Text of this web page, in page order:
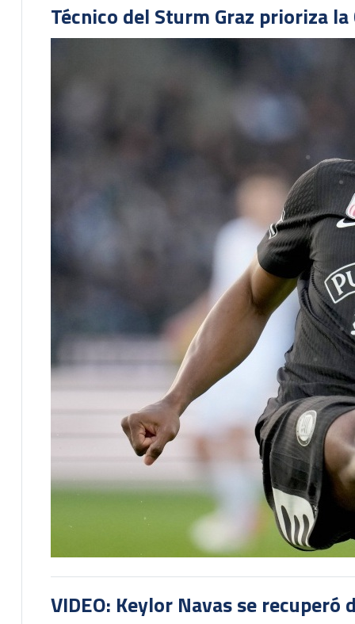
Técnico del Sturm Graz prioriza
VIDEO: Keylor Navas se